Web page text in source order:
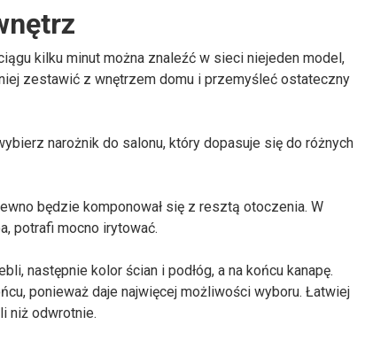
kilku minut można znaleźć w sieci niejeden model,
zestawić z wnętrzem domu i przemyśleć ostateczny
narożnik do salonu, który dopasuje się do różnych
będzie komponował się z resztą otoczenia. W
potrafi mocno irytować.
następnie kolor ścian i podłóg, a na końcu kanapę.
ponieważ daje najwięcej możliwości wyboru. Łatwiej
niż odwrotnie.